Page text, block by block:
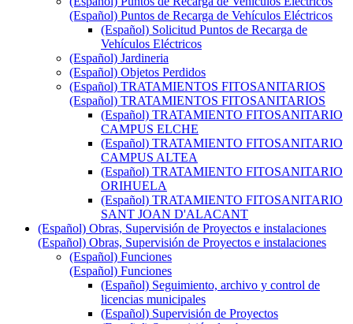
(Español) Puntos de Recarga de Vehículos Eléctricos
(Español) Solicitud Puntos de Recarga de
Vehículos Eléctricos
(Español) Jardineria
(Español) Objetos Perdidos
(Español) TRATAMIENTOS FITOSANITARIOS
(Español) TRATAMIENTOS FITOSANITARIOS
(Español) TRATAMIENTO FITOSANITARIO
CAMPUS ELCHE
(Español) TRATAMIENTO FITOSANITARIO
CAMPUS ALTEA
(Español) TRATAMIENTO FITOSANITARIO
ORIHUELA
(Español) TRATAMIENTO FITOSANITARIO
SANT JOAN D'ALACANT
(Español) Obras, Supervisión de Proyectos e instalaciones
(Español) Obras, Supervisión de Proyectos e instalaciones
(Español) Funciones
(Español) Funciones
(Español) Seguimiento, archivo y control de
licencias municipales
(Español) Supervisión de Proyectos